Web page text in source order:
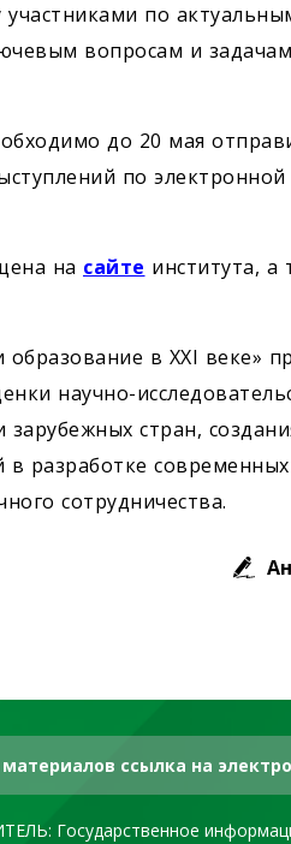
по
вопросам и
до 20 мая
по электронной
на сайте института, а
в XXI веке»
научно-
стран,
разработке
сотрудничества.
ссылка на
Государственное